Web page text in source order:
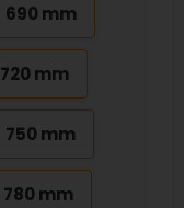
690 mm
720 mm
750 mm
780 mm